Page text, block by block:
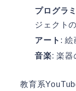
プログラ
ジェクト
アート : 絵
音楽: 楽器
教育系